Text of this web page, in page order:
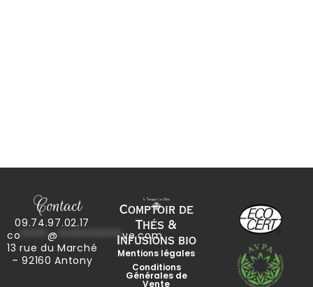
Contact
09.74.97.02.17
co
@ ************ve.com
13 rue du Marché
– 92160 Antony
Comptoir de
Thés &
Infusions bio
Mentions légales
Conditions
Générales de
Vente